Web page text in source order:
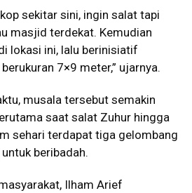
sekitar sini, ingin salat tapi
masjid terdekat. Kemudian
lokasi ini, lalu berinisiatif
7×9 meter,” ujarnya.
musala tersebut semakin
saat salat Zuhur hingga
sehari terdapat tiga gelombang
beribadah.
Ilham Arief